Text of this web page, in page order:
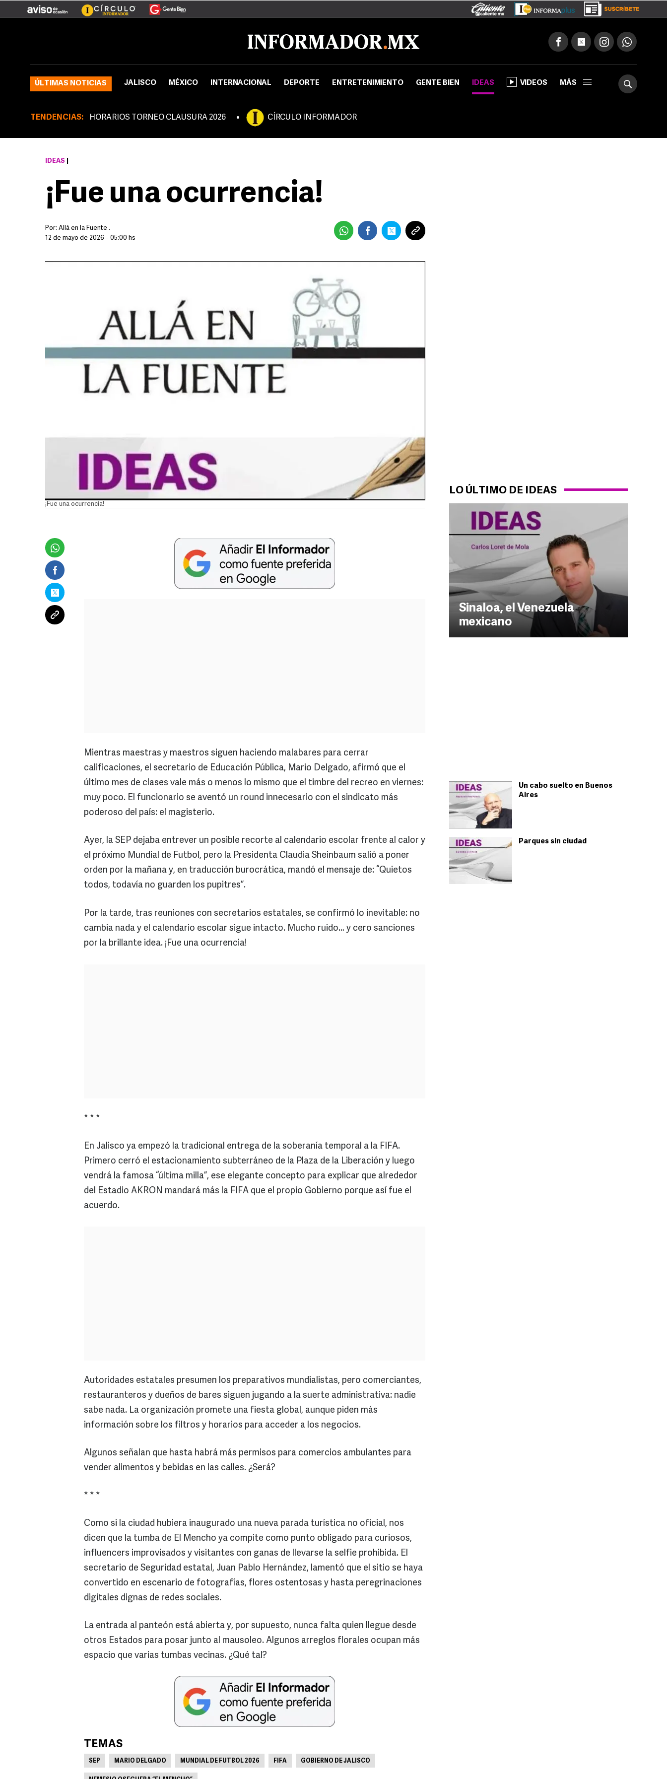
ÚLTIMAS NOTICIAS JALISCO MÉXICO INTERNACIONAL DEPORTE ENTRETENIMIENTO GENTE BIEN IDEAS VIDEOS MÁS
TENDENCIAS: HORARIOS TORNEO CLAUSURA 2026 CÍRCULO INFORMADOR
LO ÚLTIMO DE IDEAS
Sinaloa, el Venezuela
mexicano
Un cabo suelto en Buenos
Aires
Parques sin ciudad
IDEAS
¡Fue una ocurrencia!
Por: Allá en la Fuente .
12 de mayo de 2026 - 05:00 hs
¡Fue una ocurrencia!
Mientras maestras y maestros siguen haciendo malabares para cerrar
calificaciones, el secretario de Educación Pública, Mario Delgado, afirmó que el
último mes de clases vale más o menos lo mismo que el timbre del recreo en viernes:
muy poco. El funcionario se aventó un round innecesario con el sindicato más
poderoso del país: el magisterio.
Ayer, la SEP dejaba entrever un posible recorte al calendario escolar frente al calor y
el próximo Mundial de Futbol, pero la Presidenta Claudia Sheinbaum salió a poner
orden por la mañana y, en traducción burocrática, mandó el mensaje de: “Quietos
todos, todavía no guarden los pupitres”.
Por la tarde, tras reuniones con secretarios estatales, se confirmó lo inevitable: no
cambia nada y el calendario escolar sigue intacto. Mucho ruido… y cero sanciones
por la brillante idea. ¡Fue una ocurrencia!
* * *
En Jalisco ya empezó la tradicional entrega de la soberanía temporal a la FIFA.
Primero cerró el estacionamiento subterráneo de la Plaza de la Liberación y luego
vendrá la famosa “última milla”, ese elegante concepto para explicar que alrededor
del Estadio AKRON mandará más la FIFA que el propio Gobierno porque así fue el
acuerdo.
Autoridades estatales presumen los preparativos mundialistas, pero comerciantes,
restauranteros y dueños de bares siguen jugando a la suerte administrativa: nadie
sabe nada. La organización promete una fiesta global, aunque piden más
información sobre los filtros y horarios para acceder a los negocios.
Algunos señalan que hasta habrá más permisos para comercios ambulantes para
vender alimentos y bebidas en las calles. ¿Será?
* * *
Como si la ciudad hubiera inaugurado una nueva parada turística no oficial, nos
dicen que la tumba de El Mencho ya compite como punto obligado para curiosos,
influencers improvisados y visitantes con ganas de llevarse la selfie prohibida. El
secretario de Seguridad estatal, Juan Pablo Hernández, lamentó que el sitio se haya
convertido en escenario de fotografías, flores ostentosas y hasta peregrinaciones
digitales dignas de redes sociales.
La entrada al panteón está abierta y, por supuesto, nunca falta quien llegue desde
otros Estados para posar junto al mausoleo. Algunos arreglos florales ocupan más
espacio que varias tumbas vecinas. ¿Qué tal?
TEMAS
SEP MARIO DELGADO MUNDIAL DE FUTBOL 2026 FIFA GOBIERNO DE JALISCO